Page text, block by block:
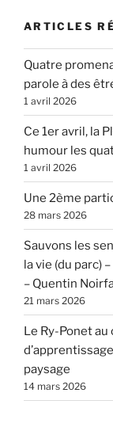
ARTICLES
Quatre
parole à des
1 avril 2026
Ce 1er avril, la
humour les
1 avril 2026
Une 2ème
28 mars 2026
Sauvons les
la vie (du parc)
– Quentin
21 mars 2026
Le Ry-Ponet
paysage
14 mars 2026